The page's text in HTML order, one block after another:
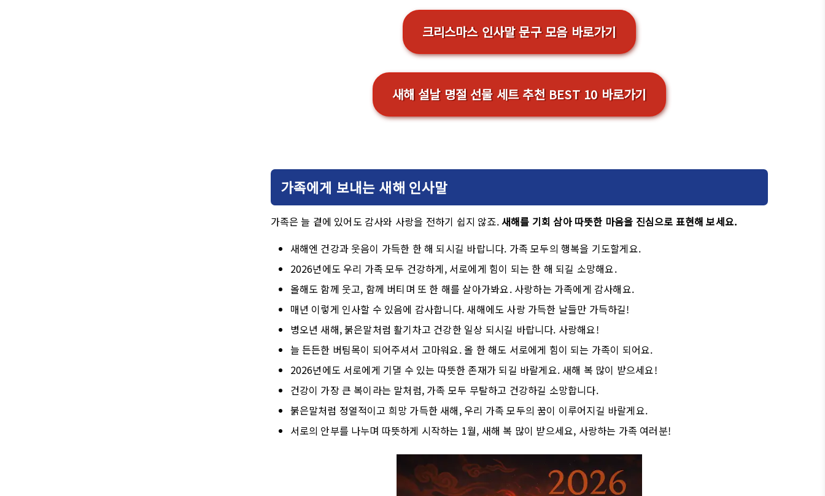
크리스마스 인사말 문구 모음 바로가기
새해 설날 명절 선물 세트 추천 BEST 10 바로가기
가족에게 보내는 새해 인사말
가족은 늘 곁에 있어도 감사와 사랑을 전하기 쉽지 않죠.새해를 기회 삼아 따뜻한 마음을 진심으로 표현해 보세요.
새해엔 건강과 웃음이 가득한 한 해 되시길 바랍니다. 가족 모두의 행복을 기도할게요.
2026년에도 우리 가족 모두 건강하게, 서로에게 힘이 되는 한 해 되길 소망해요.
올해도 함께 웃고, 함께 버티며 또 한 해를 살아가봐요. 사랑하는 가족에게 감사해요.
매년 이렇게 인사할 수 있음에 감사합니다. 새해에도 사랑 가득한 날들만 가득하길!
병오년 새해, 붉은말처럼 활기차고 건강한 일상 되시길 바랍니다. 사랑해요!
늘 든든한 버팀목이 되어주셔서 고마워요. 올 한 해도 서로에게 힘이 되는 가족이 되어요.
2026년에도 서로에게 기댈 수 있는 따뜻한 존재가 되길 바랄게요. 새해 복 많이 받으세요!
건강이 가장 큰 복이라는 말처럼, 가족 모두 무탈하고 건강하길 소망합니다.
붉은말처럼 정열적이고 희망 가득한 새해, 우리 가족 모두의 꿈이 이루어지길 바랄게요.
서로의 안부를 나누며 따뜻하게 시작하는 1월, 새해 복 많이 받으세요, 사랑하는 가족 여러분!